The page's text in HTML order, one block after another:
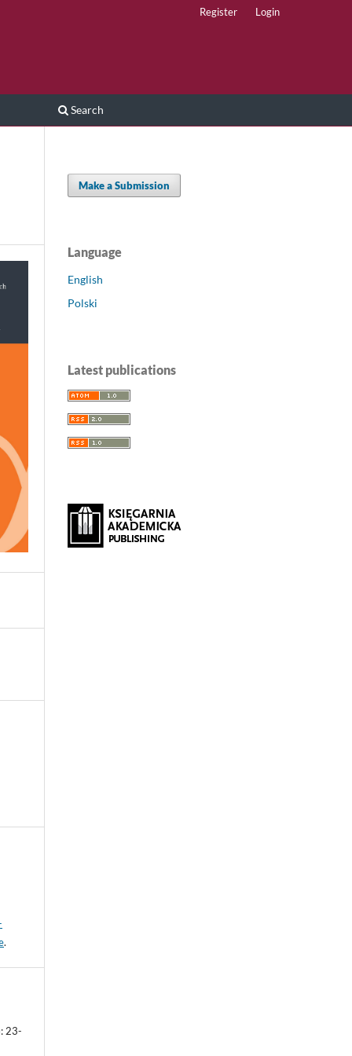
Search
Register Login
.
23-
Make a Submission
Language
English
Polski
Latest publications